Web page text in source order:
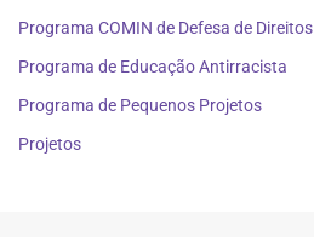
Programa COMIN de Defesa de Direitos
Programa de Educação Antirracista
Programa de Pequenos Projetos
Projetos